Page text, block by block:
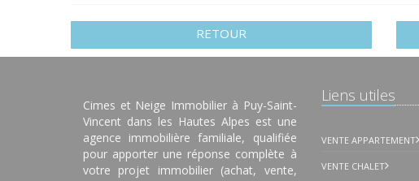
RETOUR
Cimes et Neige Immobilier à Puy-Saint-
Vincent dans les Hautes Alpes est une
agence immobilière familiale, qualifiée
pour apporter une réponse complète à
votre projet immobilier (achat, vente,
Liens utiles
VENTE APPARTEMENT
VENTE CHALET